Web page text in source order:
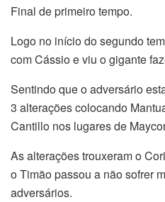
Final de primeiro tempo.
Logo no início do segundo
com Cássio e viu o gigante
Sentindo que o adversário
3 alterações colocando
Cantillo nos lugares de
As alterações trouxeram o
o Timão passou a não sofrer
adversários.